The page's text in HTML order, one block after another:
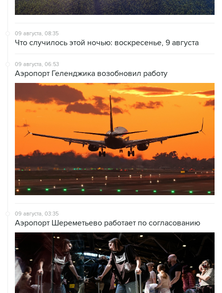
09 августа, 08:35
Что случилось этой ночью: воскресенье, 9 августа
09 августа, 06:53
Аэропорт Геленджика возобновил работу
09 августа, 03:35
Аэропорт Шереметьево работает по согласованию